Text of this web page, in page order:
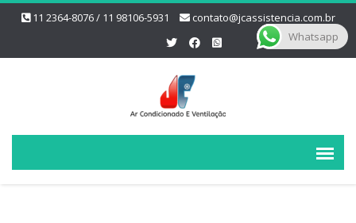
11 2364-8076 / 11 98106-5931 contato@jcassistencia.com.br
Whatsapp